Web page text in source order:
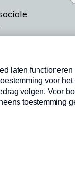
Actueel
Bakt
Neem hier